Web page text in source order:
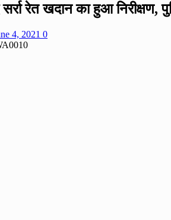
रेत खदान का हुआ निरीक्षण,
4, 2021 0